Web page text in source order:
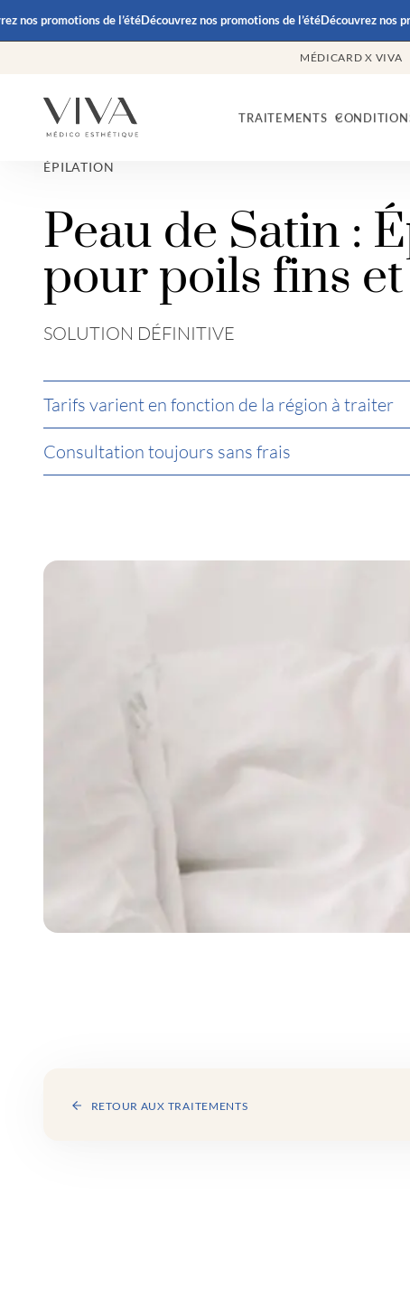
promotions de l’étéDécouvrez nos promotions de l’étéDécouvrez nos
MÉDICARD X VIVA
TRAITEMENTS
ÉPILATION
Peau de Satin :
pour poils fins
SOLUTION DÉFINITIVE
Tarifs varient en fonction de la région à traiter
Consultation toujours sans frais
RETOUR AUX TRAITEMENTS